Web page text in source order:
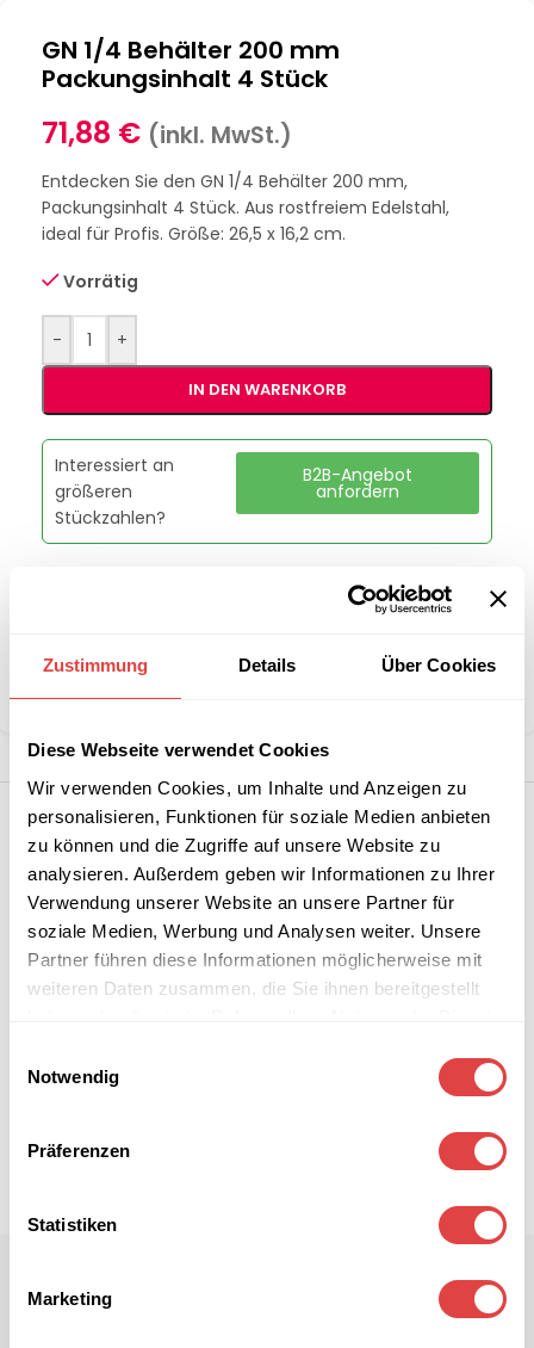
Zustimmung Details Über Cookies
Diese Webseite verwendet Cookies
Wir verwenden Cookies, um Inhalte und Anzeigen zu
personalisieren, Funktionen für soziale Medien anbieten
zu können und die Zugriffe auf unsere Website zu
analysieren. Außerdem geben wir Informationen zu Ihrer
Verwendung unserer Website an unsere Partner für
soziale Medien, Werbung und Analysen weiter. Unsere
Partner führen diese Informationen möglicherweise mit
weiteren Daten zusammen, die Sie ihnen bereitgestellt
Notwendig
Präferenzen
Statistiken
Marketing
GN 1/4 Behälter 200 mm
Packungsinhalt 4 Stück
71,88 € (inkl. MwSt.)
Entdecken Sie den GN 1/4 Behälter 200 mm,
Packungsinhalt 4 Stück. Aus rostfreiem Edelstahl,
ideal für Profis. Größe: 26,5 x 16,2 cm.
Vorrätig
- +
IN DEN WARENKORB
Interessiert an
größeren
Stückzahlen?
B2B-Angebot
anfordern
Marke:Skyrainbow
Teilen: